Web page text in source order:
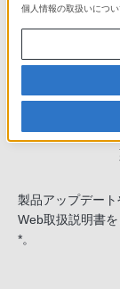
製品アップデート
Web取扱説明書
*。
個人情報の取扱いについ